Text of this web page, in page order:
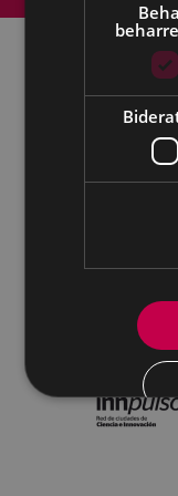
Eibarko
Tfnoa.: 943
IFZ: